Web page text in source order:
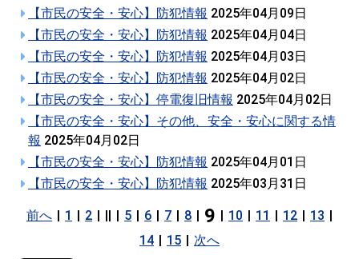
【市民の安全・安心】防犯情報 2025年04月09日
【市民の安全・安心】防犯情報 2025年04月04日
【市民の安全・安心】防犯情報 2025年04月03日
【市民の安全・安心】防犯情報 2025年04月02日
【市民の安全・安心】停電復旧情報 2025年04月02日
【市民の安全・安心】その他、安全・安心に関する情
報 2025年04月02日
【市民の安全・安心】防犯情報 2025年04月01日
【市民の安全・安心】防犯情報 2025年03月31日
前へ | 1 | 2 | || | 5 | 6 | 7 | 8 | 9 | 10 | 11 | 12 | 13 |
14 | 15 | 次へ